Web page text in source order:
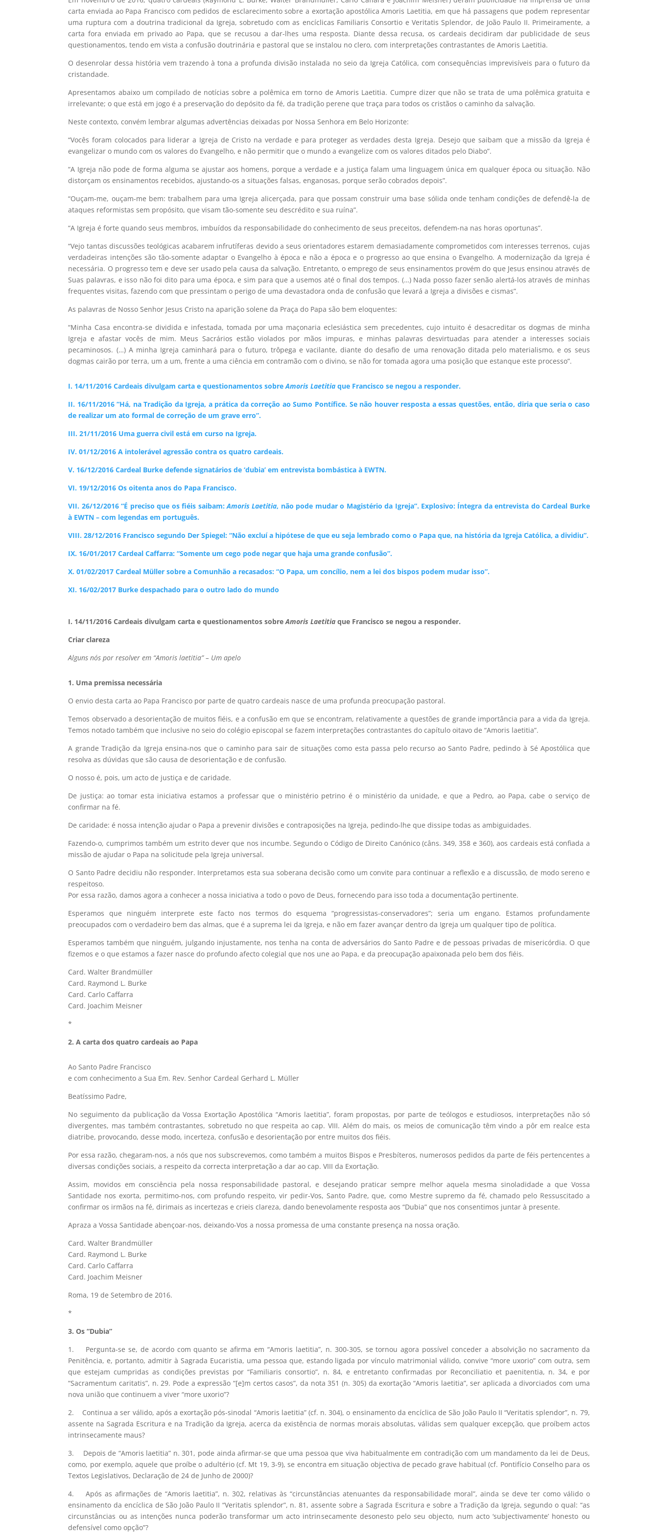
carta enviada ao Papa Francisco com pedidos de esclarecimento sobre a exortação apostólica Amoris Laetitia, em que há passagens que podem representar
uma ruptura com a doutrina tradicional da Igreja, sobretudo com as encíclicas Familiaris Consortio e Veritatis Splendor, de João Paulo II. Primeiramente, a
carta fora enviada em privado ao Papa, que se recusou a dar-lhes uma resposta. Diante dessa recusa, os cardeais decidiram dar publicidade de seus
questionamentos, tendo em vista a confusão doutrinária e pastoral que se instalou no clero, com interpretações contrastantes de Amoris Laetitia.
O desenrolar dessa história vem trazendo à tona a profunda divisão instalada no seio da Igreja Católica, com consequências imprevisíveis para o futuro da
cristandade.
Apresentamos abaixo um compilado de notícias sobre a polêmica em torno de Amoris Laetitia. Cumpre dizer que não se trata de uma polêmica gratuita e
irrelevante; o que está em jogo é a preservação do depósito da fé, da tradição perene que traça para todos os cristãos o caminho da salvação.
Neste contexto, convém lembrar algumas advertências deixadas por Nossa Senhora em Belo Horizonte:
“Vocês foram colocados para liderar a Igreja de Cristo na verdade e para proteger as verdades desta Igreja. Desejo que saibam que a missão da Igreja é
evangelizar o mundo com os valores do Evangelho, e não permitir que o mundo a evangelize com os valores ditados pelo Diabo”.
“A Igreja não pode de forma alguma se ajustar aos homens, porque a verdade e a justiça falam uma linguagem única em qualquer época ou situação. Não
distorçam os ensinamentos recebidos, ajustando-os a situações falsas, enganosas, porque serão cobrados depois”.
“Ouçam-me, ouçam-me bem: trabalhem para uma Igreja alicerçada, para que possam construir uma base sólida onde tenham condições de defendê-la de
ataques reformistas sem propósito, que visam tão-somente seu descrédito e sua ruína”.
“A Igreja é forte quando seus membros, imbuídos da responsabilidade do conhecimento de seus preceitos, defendem-na nas horas oportunas”.
“Vejo tantas discussões teológicas acabarem infrutíferas devido a seus orientadores estarem demasiadamente comprometidos com interesses terrenos, cujas
verdadeiras intenções são tão-somente adaptar o Evangelho à época e não a época e o progresso ao que ensina o Evangelho. A modernização da Igreja é
necessária. O progresso tem e deve ser usado pela causa da salvação. Entretanto, o emprego de seus ensinamentos provém do que Jesus ensinou através de
Suas palavras, e isso não foi dito para uma época, e sim para que a usemos até o final dos tempos. (…) Nada posso fazer senão alertá-los através de minhas
frequentes visitas, fazendo com que pressintam o perigo de uma devastadora onda de confusão que levará a Igreja a divisões e cismas”.
As palavras de Nosso Senhor Jesus Cristo na aparição solene da Praça do Papa são bem eloquentes:
“Minha Casa encontra-se dividida e infestada, tomada por uma maçonaria eclesiástica sem precedentes, cujo intuito é desacreditar os dogmas de minha
Igreja e afastar vocês de mim. Meus Sacrários estão violados por mãos impuras, e minhas palavras desvirtuadas para atender a interesses sociais
pecaminosos. (…) A minha Igreja caminhará para o futuro, trôpega e vacilante, diante do desafio de uma renovação ditada pelo materialismo, e os seus
dogmas cairão por terra, um a um, frente a uma ciência em contramão com o divino, se não for tomada agora uma posição que estanque este processo”.
I. 14/11/2016 Cardeais divulgam carta e questionamentos sobreAmoris Laetitia que Francisco se negou a responder.
II. 16/11/2016 “Há, na Tradição da Igreja, a prática da correção ao Sumo Pontífice. Se não houver resposta a essas questões, então, diria que seria o caso
de realizar um ato formal de correção de um grave erro”.
III. 21/11/2016 Uma guerra civil está em curso na Igreja.
IV. 01/12/2016 A intolerável agressão contra os quatro cardeais.
V. 16/12/2016 Cardeal Burke defende signatários de ‘dubia’ em entrevista bombástica à EWTN.
VI. 19/12/2016 Os oitenta anos do Papa Francisco.
VII. 26/12/2016 “É preciso que os fiéis saibam: Amoris Laetitia, não pode mudar o Magistério da Igreja”. Explosivo: Íntegra da entrevista do Cardeal Burke
à EWTN – com legendas em português.
VIII. 28/12/2016 Francisco segundo Der Spiegel: “Não excluí a hipótese de que eu seja lembrado como o Papa que, na história da Igreja Católica, a dividiu”.
IX. 16/01/2017 Cardeal Caffarra: “Somente um cego pode negar que haja uma grande confusão”.
X. 01/02/2017 Cardeal Müller sobre a Comunhão a recasados: “O Papa, um concílio, nem a lei dos bispos podem mudar isso”.
XI. 16/02/2017 ​Burke despachado para o outro lado do mundo
I. 14/11/2016 Cardeais divulgam carta e questionamentos sobreAmoris Laetitiaque Francisco se negou a responder.
Criar clareza
Alguns nós por resolver em “Amoris laetitia” – Um apelo
1. Uma premissa necessária
O envio desta carta ao Papa Francisco por parte de quatro cardeais nasce de uma profunda preocupação pastoral.
Temos observado a desorientação de muitos fiéis, e a confusão em que se encontram, relativamente a questões de grande importância para a vida da Igreja.
Temos notado também que inclusive no seio do colégio episcopal se fazem interpretações contrastantes do capítulo oitavo de “Amoris laetitia”.
A grande Tradição da Igreja ensina-nos que o caminho para sair de situações como esta passa pelo recurso ao Santo Padre, pedindo à Sé Apostólica que
resolva as dúvidas que são causa de desorientação e de confusão.
O nosso é, pois, um acto de justiça e de caridade.
De justiça: ao tomar esta iniciativa estamos a professar que o ministério petrino é o ministério da unidade, e que a Pedro, ao Papa, cabe o serviço de
confirmar na fé.
De caridade: é nossa intenção ajudar o Papa a prevenir divisões e contraposições na Igreja, pedindo-lhe que dissipe todas as ambiguidades.
Fazendo-o, cumprimos também um estrito dever que nos incumbe. Segundo o Código de Direito Canónico (câns. 349, 358 e 360), aos cardeais está confiada a
missão de ajudar o Papa na solicitude pela Igreja universal.
O Santo Padre decidiu não responder. Interpretamos esta sua soberana decisão como um convite para continuar a reflexão e a discussão, de modo sereno e
respeitoso.
Por essa razão, damos agora a conhecer a nossa iniciativa a todo o povo de Deus, fornecendo para isso toda a documentação pertinente.
Esperamos que ninguém interprete este facto nos termos do esquema “progressistas-conservadores”; seria um engano. Estamos profundamente
preocupados com o verdadeiro bem das almas, que é a suprema lei da Igreja, e não em fazer avançar dentro da Igreja um qualquer tipo de política.
Esperamos também que ninguém, julgando injustamente, nos tenha na conta de adversários do Santo Padre e de pessoas privadas de misericórdia. O que
fizemos e o que estamos a fazer nasce do profundo afecto colegial que nos une ao Papa, e da preocupação apaixonada pelo bem dos fiéis.
Card. Walter Brandmüller
Card. Raymond L. Burke
Card. Carlo Caffarra
Card. Joachim Meisner
*
2. A carta dos quatro cardeais ao Papa
Ao Santo Padre Francisco
e com conhecimento a Sua Em. Rev. Senhor Cardeal Gerhard L. Müller
Beatíssimo Padre,
No seguimento da publicação da Vossa Exortação Apostólica “Amoris laetitia”, foram propostas, por parte de teólogos e estudiosos, interpretações não só
divergentes, mas também contrastantes, sobretudo no que respeita ao cap. VIII. Além do mais, os meios de comunicação têm vindo a pôr em realce esta
diatribe, provocando, desse modo, incerteza, confusão e desorientação por entre muitos dos fiéis.
Por essa razão, chegaram-nos, a nós que nos subscrevemos, como também a muitos Bispos e Presbíteros, numerosos pedidos da parte de féis pertencentes a
diversas condições sociais, a respeito da correcta interpretação a dar ao cap. VIII da Exortação.
Assim, movidos em consciência pela nossa responsabilidade pastoral, e desejando praticar sempre melhor aquela mesma sinoladidade a que Vossa
Santidade nos exorta, permitimo-nos, com profundo respeito, vir pedir-Vos, Santo Padre, que, como Mestre supremo da fé, chamado pelo Ressuscitado a
confirmar os irmãos na fé, dirimais as incertezas e crieis clareza, dando benevolamente resposta aos “Dubia” que nos consentimos juntar à presente.
Apraza a Vossa Santidade abençoar-nos, deixando-Vos a nossa promessa de uma constante presença na nossa oração.
Card. Walter Brandmüller
Card. Raymond L. Burke
Card. Carlo Caffarra
Card. Joachim Meisner
Roma, 19 de Setembro de 2016.
*
3. Os “Dubia”
1. Pergunta-se se, de acordo com quanto se afirma em “Amoris laetitia”, n. 300-305, se tornou agora possível conceder a absolvição no sacramento da
Penitência, e, portanto, admitir à Sagrada Eucaristia, uma pessoa que, estando ligada por vínculo matrimonial válido, convive “more uxorio” com outra, sem
que estejam cumpridas as condições previstas por “Familiaris consortio”, n. 84, e entretanto confirmadas por Reconciliatio et paenitentia, n. 34, e por
“Sacramentum caritatis”, n. 29. Pode a expressão “[e]m certos casos”, da nota 351 (n. 305) da exortação “Amoris laetitia”, ser aplicada a divorciados com uma
nova união que continuem a viver “more uxorio”?
2. Continua a ser válido, após a exortação pós-sinodal “Amoris laetitia” (cf. n. 304), o ensinamento da encíclica de São João Paulo II “Veritatis splendor”, n. 79,
assente na Sagrada Escritura e na Tradição da Igreja, acerca da existência de normas morais absolutas, válidas sem qualquer excepção, que proíbem actos
intrinsecamente maus?
3. Depois de “Amoris laetitia” n. 301, pode ainda afirmar-se que uma pessoa que viva habitualmente em contradição com um mandamento da lei de Deus,
como, por exemplo, aquele que proíbe o adultério (cf. Mt 19, 3-9), se encontra em situação objectiva de pecado grave habitual (cf. Pontifício Conselho para os
Textos Legislativos, Declaração de 24 de Junho de 2000)?
4. Após as afirmações de “Amoris laetitia”, n. 302, relativas às “circunstâncias atenuantes da responsabilidade moral”, ainda se deve ter como válido o
ensinamento da encíclica de São João Paulo II “Veritatis splendor”, n. 81, assente sobre a Sagrada Escritura e sobre a Tradição da Igreja, segundo o qual: “as
circunstâncias ou as intenções nunca poderão transformar um acto intrinsecamente desonesto pelo seu objecto, num acto ‘subjectivamente’ honesto ou
defensível como opção”?